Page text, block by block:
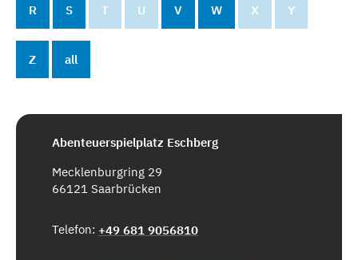
R S T U V W X Y
Z all
Abenteuerspielplatz Eschberg
Mecklenburgring 29
66121 Saarbrücken
Telefon: +49 681 9056810